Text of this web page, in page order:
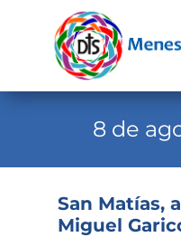
Evangelio
Institucional
8 de
San Matías,
Miguel